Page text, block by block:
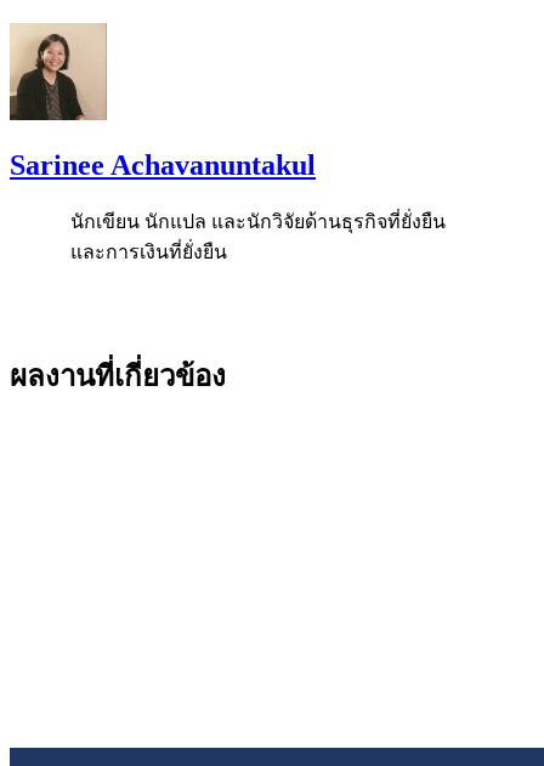
Sarinee Achavanuntakul
นักเขียน นักแปล และนักวิจัยด้านธุรกิจที่ยั่งยืน
และการเงินที่ยั่งยืน
ผลงานที่เกี่ยวข้อง